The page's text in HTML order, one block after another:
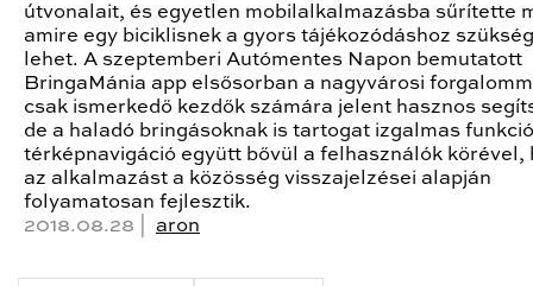
útvonalait, és egyetlen mobilalkalmazásba sűrítette
amire egy biciklisnek a gyors tájékozódáshoz
lehet. A szeptemberi Autómentes Napon bemutatott
BringaMánia app elsősorban a nagyvárosi
csak ismerkedő kezdők számára jelent hasznos
de a haladó bringásoknak is tartogat izgalmas
térképnavigáció együtt bővül a felhasználók körével,
az alkalmazást a közösség visszajelzései alapján
folyamatosan fejlesztik.
2018.08.28 | aron